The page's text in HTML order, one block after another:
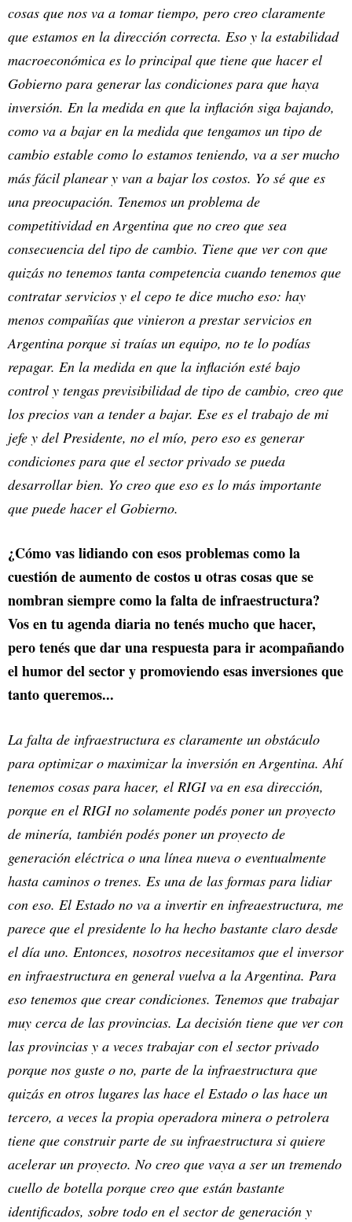
cosas que nos va a tomar tiempo, pero creo claramente
que estamos en la dirección correcta. Eso y la estabilidad
macroeconómica es lo principal que tiene que hacer el
Gobierno para generar las condiciones para que haya
inversión. En la medida en que la inflación siga bajando,
como va a bajar en la medida que tengamos un tipo de
cambio estable como lo estamos teniendo, va a ser mucho
más fácil planear y van a bajar los costos. Yo sé que es
una preocupación. Tenemos un problema de
competitividad en Argentina que no creo que sea
consecuencia del tipo de cambio. Tiene que ver con que
quizás no tenemos tanta competencia cuando tenemos que
contratar servicios y el cepo te dice mucho eso: hay
menos compañías que vinieron a prestar servicios en
Argentina porque si traías un equipo, no te lo podías
repagar. En la medida en que la inflación esté bajo
control y tengas previsibilidad de tipo de cambio, creo que
los precios van a tender a bajar. Ese es el trabajo de mi
jefe y del Presidente, no el mío, pero eso es generar
condiciones para que el sector privado se pueda
desarrollar bien. Yo creo que eso es lo más importante
que puede hacer el Gobierno.
¿Cómo vas lidiando con esos problemas como la
cuestión de aumento de costos u otras cosas que se
nombran siempre como la falta de infraestructura?
Vos en tu agenda diaria no tenés mucho que hacer,
pero tenés que dar una respuesta para ir acompañando
el humor del sector y promoviendo esas inversiones que
tanto queremos...
La falta de infraestructura es claramente un obstáculo
para optimizar o maximizar la inversión en Argentina. Ahí
tenemos cosas para hacer, el RIGI va en esa dirección,
porque en el RIGI no solamente podés poner un proyecto
de minería, también podés poner un proyecto de
generación eléctrica o una línea nueva o eventualmente
hasta caminos o trenes. Es una de las formas para lidiar
con eso. El Estado no va a invertir en infreaestructura, me
parece que el presidente lo ha hecho bastante claro desde
el día uno. Entonces, nosotros necesitamos que el inversor
en infraestructura en general vuelva a la Argentina. Para
eso tenemos que crear condiciones. Tenemos que trabajar
muy cerca de las provincias. La decisión tiene que ver con
las provincias y a veces trabajar con el sector privado
porque nos guste o no, parte de la infraestructura que
quizás en otros lugares las hace el Estado o las hace un
tercero, a veces la propia operadora minera o petrolera
tiene que construir parte de su infraestructura si quiere
acelerar un proyecto. No creo que vaya a ser un tremendo
cuello de botella porque creo que están bastante
identificados, sobre todo en el sector de generación y